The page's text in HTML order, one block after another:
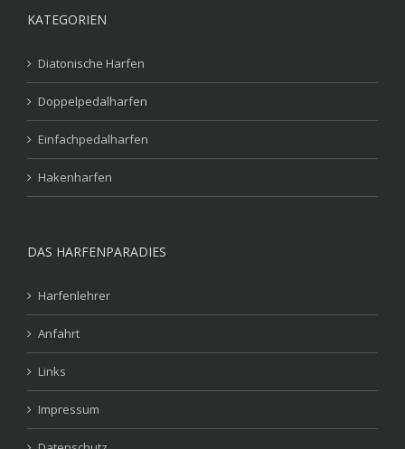
KATEGORIEN
Diatonische Harfen
Doppelpedalharfen
Einfachpedalharfen
Hakenharfen
DAS HARFENPARADIES
Harfenlehrer
Anfahrt
Links
Impressum